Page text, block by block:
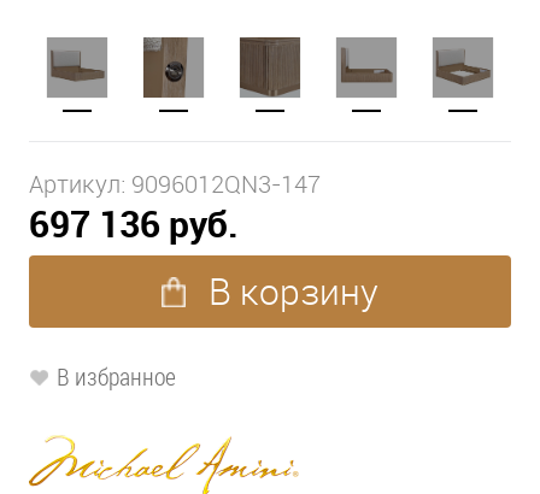
Артикул: 9096012QN3-147
697 136 руб.
В корзину
В избранное